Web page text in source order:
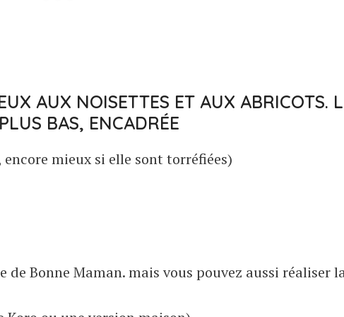
AUX NOISETTES ET AUX ABRICOTS.
BAS, ENCADRÉE
mieux si elle sont torréfiées)
Bonne Maman. mais vous pouvez aussi réaliser